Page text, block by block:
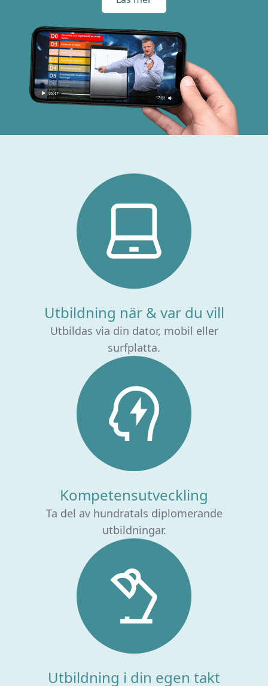
Utbildning när & var du vill
Utbildas via din dator, mobil eller
surfplatta.
Kompetensutveckling
Ta del av hundratals diplomerande
utbildningar.
Utbildning i din egen takt